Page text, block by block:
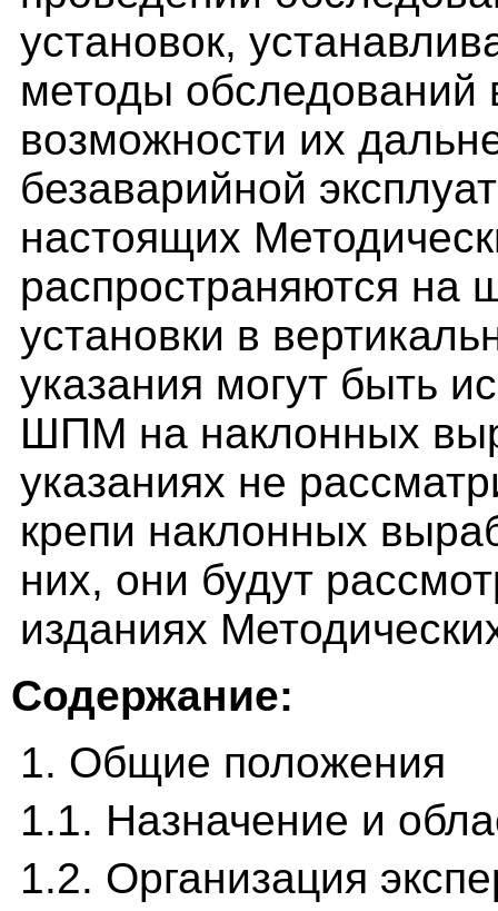
установок,
методы обследований
возможности их
безаварийной
настоящих
распространяются на
установки в
указания могут быть
ШПМ на наклонных
указаниях не
крепи наклонных
них, они будут
изданиях
Содержание:
1. Общие положения
1.1. Назначение и
1.2. Организация